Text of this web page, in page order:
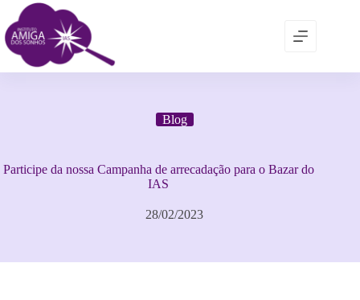
Blog
Participe da nossa Campanha de arrecadação para o Bazar do
IAS
28/02/2023